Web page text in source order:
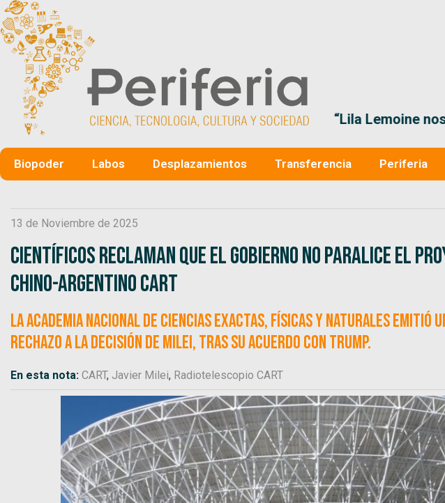
“Lila Lemoine
Biopoder Labos Desplazamientos Transferencia Periferia
13 de Noviembre de 2025
Científicos reclaman que el gobierno no paralice el
chino-argentino CART
La Academia Nacional de Ciencias Exactas, Físicas y Naturales emitió
rechazo a la decisión de Milei, tras su acuerdo con Trump.
En esta nota: CART, Javier Milei, Radiotelescopio CART